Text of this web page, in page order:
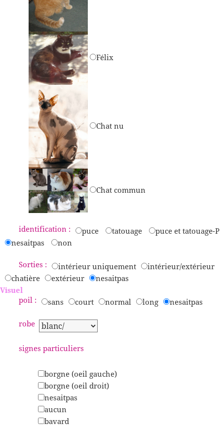
Félix
Chat nu
Chat commun
identification : puce tatouage
puce et tatouage-P
nesaitpas
non
Sorties : intérieur uniquement
intérieur/extérieur
chatière
extérieur
nesaitpas
Visuel
poil :
sans court normal long nesaitpas
robe
signes particuliers
borgne (oeil gauche)
borgne (oeil droit)
nesaitpas
aucun
bavard